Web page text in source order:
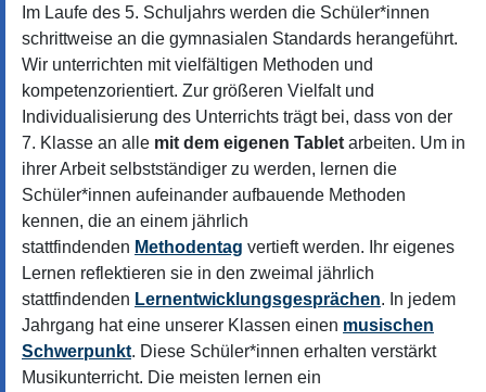
Im Laufe des 5. Schuljahrs werden die Schüler*innen
schrittweise an die gymnasialen Standards herangeführt.
Wir unterrichten mit vielfältigen Methoden und
kompetenzorientiert. Zur größeren Vielfalt und
Individualisierung des Unterrichts trägt bei, dass von der
7. Klasse an alle mit dem eigenen Tablet arbeiten. Um in
ihrer Arbeit selbstständiger zu werden, lernen die
Schüler*innen aufeinander aufbauende Methoden
kennen, die an einem jährlich
stattfindenden Methodentag vertieft werden. Ihr eigenes
Lernen reflektieren sie in den zweimal jährlich
stattfindenden Lernentwicklungsgesprächen. In jedem
Jahrgang hat eine unserer Klassen einen musischen
Schwerpunkt. Diese Schüler*innen erhalten verstärkt
Musikunterricht. Die meisten lernen ein